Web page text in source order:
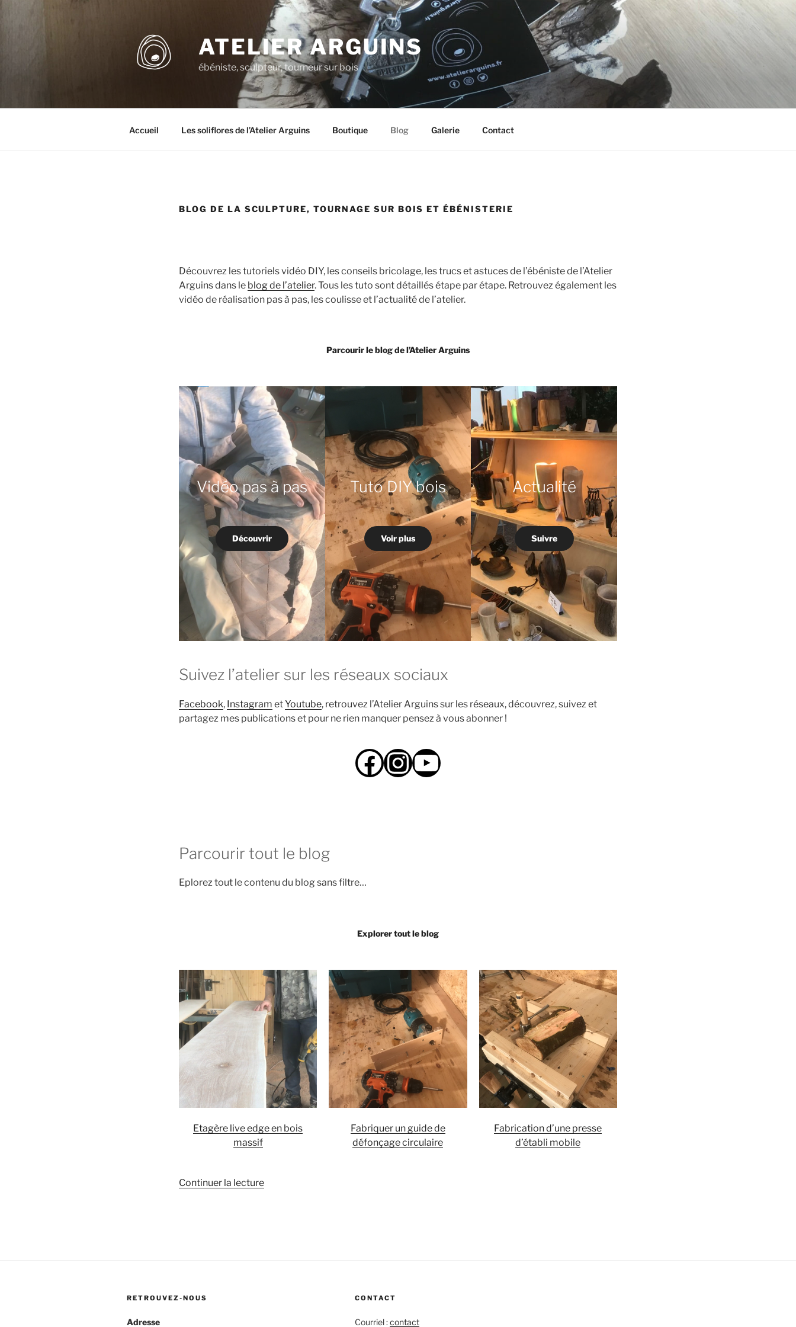
ATELIER ARGUINS
ébéniste, sculpteur, tourneur sur bois
Accueil Les soliflores de l’Atelier Arguins Boutique Blog Galerie Contact
BLOG DE LA SCULPTURE, TOURNAGE SUR BOIS ET ÉBÉNISTERIE
Découvrez les tutoriels vidéo DIY, les conseils bricolage, les trucs et astuces de l’ébéniste de l’Atelier
Arguins dans le blog de l’atelier. Tous les tuto sont détaillés étape par étape. Retrouvez également les
vidéo de réalisation pas à pas, les coulisse et l’actualité de l’atelier.
Parcourir le blog de l’Atelier Arguins
Vidéo pas à pas
Découvrir
Tuto DIY bois
Voir plus
Actualité
Suivre
Suivez l’atelier sur les réseaux sociaux
Facebook, Instagram etYoutube, retrouvez l’Atelier Arguins sur les réseaux, découvrez, suivez et
partagez mes publications et pour ne rien manquer pensez à vous abonner !
Suivez l'Atelier Arguins sur Facebook
Suivez l'Atelier Arguins sur Instagram
Suivez l'Atelier Arguins sur YouTube
Parcourir tout le blog
Eplorez tout le contenu du blog sans filtre…
Explorer tout le blog
Etagère live edge en bois
massif
Fabriquer un guide de
défonçage circulaire
Fabrication d’une presse
d’établi mobile
Continuer la lecture
RETROUVEZ-NOUS
Adresse
CONTACT
Courriel :contact